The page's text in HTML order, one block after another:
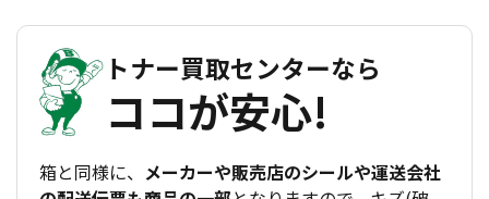
トナー買取センターなら
ココが安心!
箱と同様に、 メーカーや販売店のシールや運送会社